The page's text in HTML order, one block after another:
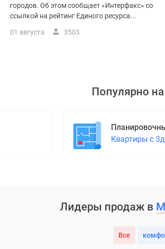
городов. Об этом сообщает «Интерфакс» со
ссылкой на рейтинг Единого ресурса...
01 августа 3503
Популярно на
Квартиры с
Лидеры продаж в
Все